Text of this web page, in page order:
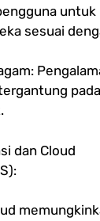
untuk
sesuai
dan Cloud